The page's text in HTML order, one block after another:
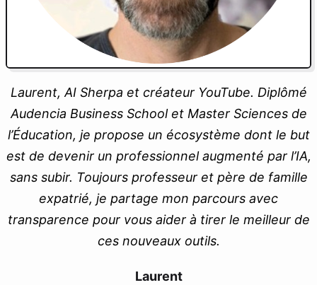
Laurent, AI Sherpa et créateur YouTube. Diplômé
Audencia Business School et Master Sciences de
l’Éducation, je propose un écosystème dont le but
est de devenir un professionnel augmenté par l’IA,
sans subir. Toujours professeur et père de famille
expatrié, je partage mon parcours avec
transparence pour vous aider à tirer le meilleur de
ces nouveaux outils.
Laurent